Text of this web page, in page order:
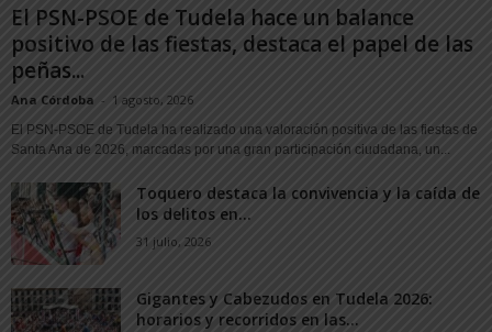
El PSN-PSOE de Tudela hace un balance
positivo de las fiestas, destaca el papel de las
peñas...
Ana Córdoba - 1 agosto, 2026
El PSN-PSOE de Tudela ha realizado una valoración positiva de las fiestas de
Santa Ana de 2026, marcadas por una gran participación ciudadana, un...
Toquero destaca la convivencia y la caída de
los delitos en...
31 julio, 2026
Gigantes y Cabezudos en Tudela 2026:
horarios y recorridos en las...